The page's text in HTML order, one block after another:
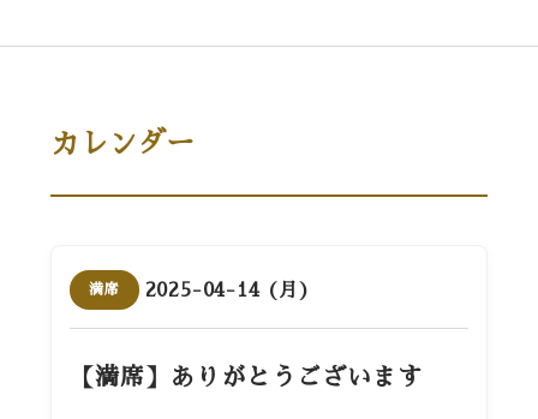
カレンダー
満席 2025-04-14 (月)
【満席】ありがとうございます